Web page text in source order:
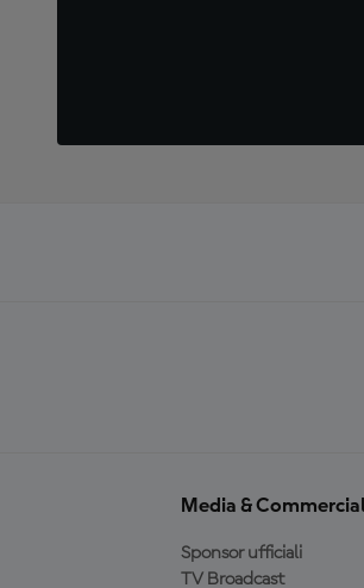
Media &
Sponsor ufficiali
TV Broadcast